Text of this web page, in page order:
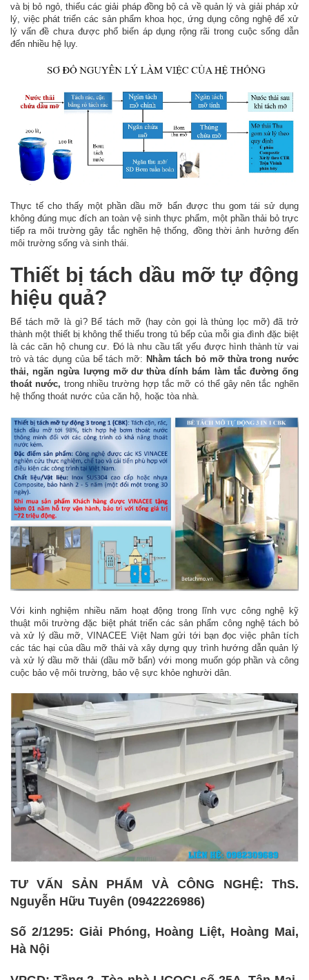
và bị bỏ ngỏ, thiếu các giải pháp đồng bộ cả về quản lý và giải pháp xử
lý, việc phát triển các sản phẩm khoa học, ứng dụng công nghệ để xử
lý vấn đề chưa được phổ biến áp dụng rộng rãi trong cuộc sống dẫn
đến nhiều hệ lụy.
Thực tế cho thấy một phần dầu mỡ bẩn được thu gom tái sử dụng
không đúng mục đích an toàn vệ sinh thực phẩm, một phần thải bỏ trực
tiếp ra môi trường gây tắc nghẽn hệ thống, đồng thời ảnh hưởng đến
môi trường sống và sinh thái.
Thiết bị tách dầu mỡ tự động
hiệu quả?
Bể tách mỡ là gì? Bể tách mỡ (hay còn gọi là thùng lọc mỡ) đã trở
thành một thiết bị không thể thiếu trong tủ bếp của mỗi gia đình đặc biệt
là các căn hộ chung cư. Đó là nhu cầu tất yếu được hình thành từ vai
trò và tác dụng của bể tách mỡ: Nhằm tách bỏ mỡ thừa trong nước
thải, ngăn ngừa lượng mỡ dư thừa dính bám làm tắc đường ống
thoát nước, trong nhiều trường hợp tắc mỡ có thể gây nên tắc nghẽn
hệ thống thoát nước của căn hộ, hoặc tòa nhà.
Với kinh nghiệm nhiều năm hoạt động trong lĩnh vực công nghệ kỹ
thuật môi trường đặc biệt phát triển các sản phẩm công nghệ tách bỏ
và xử lý dầu mỡ, VINACEE Việt Nam gửi tới bạn đọc việc phân tích
các tác hại của dầu mỡ thải và xây dựng quy trình hướng dẫn quản lý
và xử lý dầu mỡ thải (dầu mỡ bẩn) với mong muốn góp phần và công
cuộc bảo vệ môi trường, bảo vệ sực khỏe nghười dân.
TƯ VẤN SẢN PHẨM VÀ CÔNG NGHỆ: ThS.
Nguyễn Hữu Tuyên (0942226986)
Số 2/1295: Giải Phóng, Hoàng Liệt, Hoàng Mai,
Hà Nội